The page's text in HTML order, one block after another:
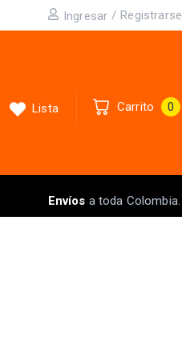
Ingresar / Registrarse
Lista Carrito 0
Envíos a toda Colombia.